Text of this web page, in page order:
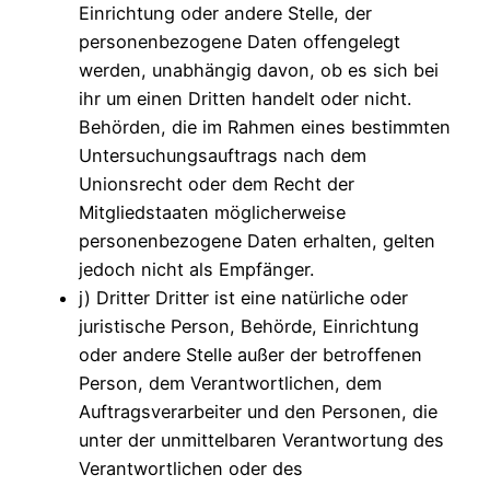
Einrichtung oder andere Stelle, der
personenbezogene Daten offengelegt
werden, unabhängig davon, ob es sich bei
ihr um einen Dritten handelt oder nicht.
Behörden, die im Rahmen eines bestimmten
Untersuchungsauftrags nach dem
Unionsrecht oder dem Recht der
Mitgliedstaaten möglicherweise
personenbezogene Daten erhalten, gelten
jedoch nicht als Empfänger.
j) Dritter Dritter ist eine natürliche oder
juristische Person, Behörde, Einrichtung
oder andere Stelle außer der betroffenen
Person, dem Verantwortlichen, dem
Auftragsverarbeiter und den Personen, die
unter der unmittelbaren Verantwortung des
Verantwortlichen oder des